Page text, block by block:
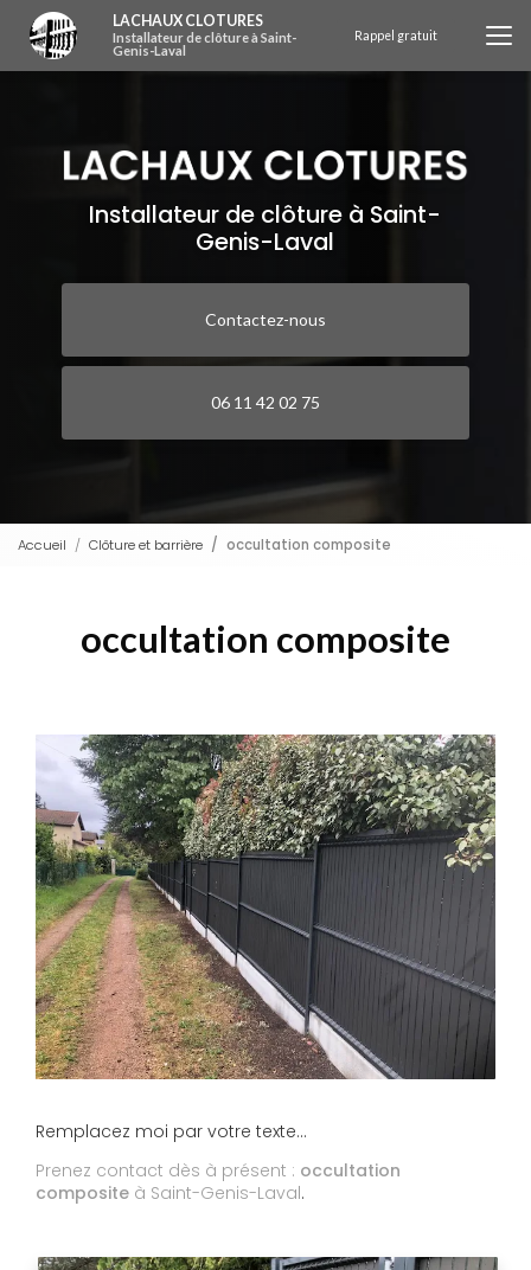
contenu
principal
LACHAUX CLOTURES
Installateur de clôture à Saint-
Genis-Laval
Rappel gratuit
Installateur de clôture à Saint-
Genis-Laval
Contactez-nous
06 11 42 02 75
Accueil Clôture et barrière occultation composite
occultation composite
Remplacez moi par votre texte...
Prenez contact dès à présent : occultation
composite à Saint-Genis-Laval.